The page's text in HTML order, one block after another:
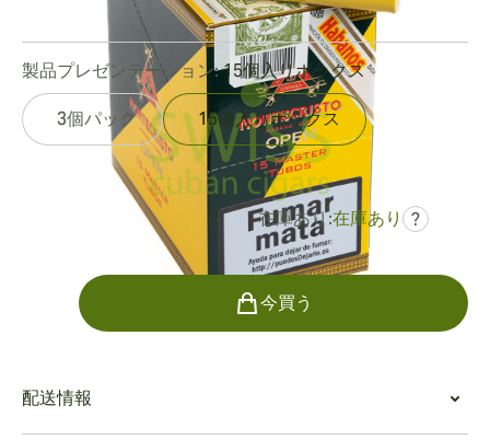
0
レビュー
でした¥39,101
在庫あり:在庫あり ?
製品プレゼンテーション:15個入りボックス
3個パック 15個入りボックス
今買う
配送情報